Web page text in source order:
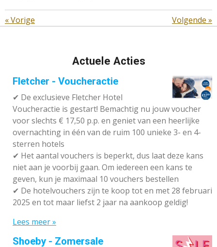
«Vorige Volgende »
Actuele Acties
Fletcher - Voucheractie
✔ De exclusieve Fletcher Hotel
Voucheractie is gestart! Bemachtig nu jouw voucher
voor slechts € 17,50 p.p. en geniet van een heerlijke
overnachting in één van de ruim 100 unieke 3- en 4-
sterren hotels
✔ Het aantal vouchers is beperkt, dus laat deze kans
niet aan je voorbij gaan. Om iedereen een kans te
geven, kun je maximaal 10 vouchers bestellen
✔ De hotelvouchers zijn te koop tot en met 28 februari
2025 en tot maar liefst 2 jaar na aankoop geldig!
Lees meer »
Shoeby - Zomersale